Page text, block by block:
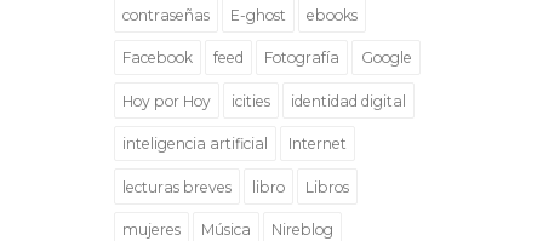
contraseñas E-ghost ebooks
Facebook feed Fotografía Google
Hoy por Hoy icities identidad digital
inteligencia artificial Internet
lecturas breves libro Libros
mujeres Música Nireblog